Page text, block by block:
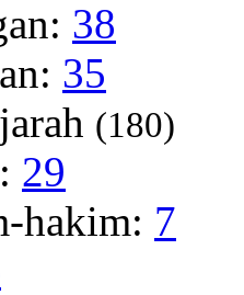
38
35
(180)
29
hakim: 7